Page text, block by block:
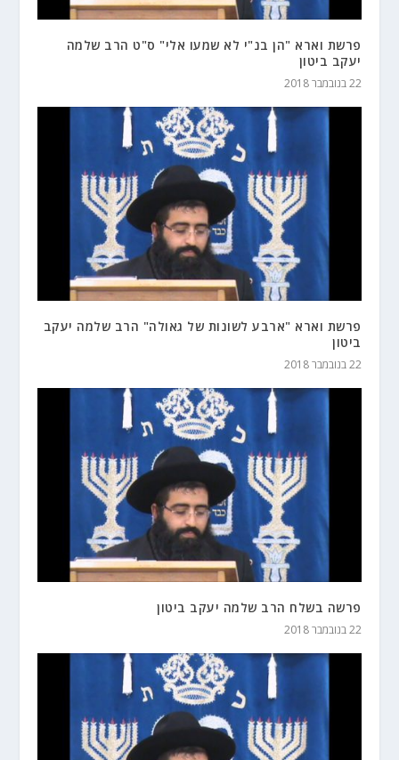
פרשת וארא "הן בנ"י לא שמעו אלי" ס"ט הרב שלמה
יעקב ביטון
22 בנובמבר 2018
פרשת וארא "ארבע לשונות של גאולה" הרב שלמה יעקב
ביטון
22 בנובמבר 2018
פרשה בשלח הרב שלמה יעקב ביטון
22 בנובמבר 2018